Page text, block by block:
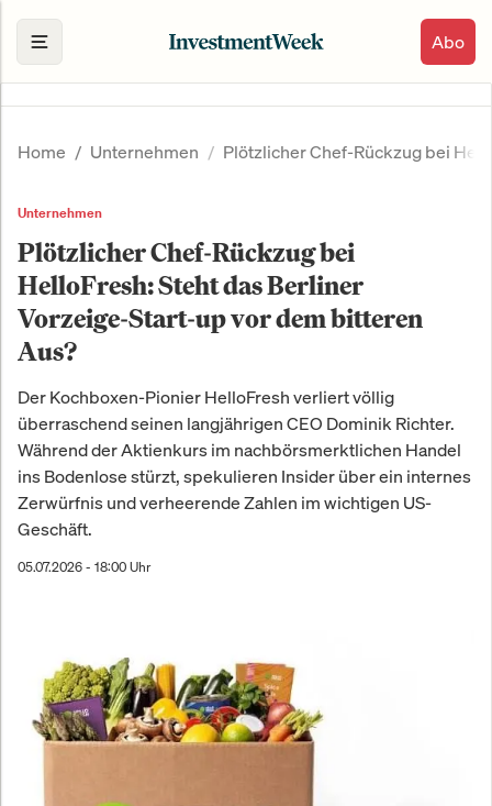
Abo
Home Unternehmen Plötzlicher Chef-Rückzug bei
Unternehmen
Plötzlicher Chef-Rückzug bei
HelloFresh: Steht das Berliner
Vorzeige-Start-up vor dem bitteren
Aus?
Der Kochboxen-Pionier HelloFresh verliert völlig
überraschend seinen langjährigen CEO Dominik Richter.
Während der Aktienkurs im nachbörsmerktlichen Handel
ins Bodenlose stürzt, spekulieren Insider über ein internes
Zerwürfnis und verheerende Zahlen im wichtigen US-
Geschäft.
05.07.2026 - 18:00 Uhr